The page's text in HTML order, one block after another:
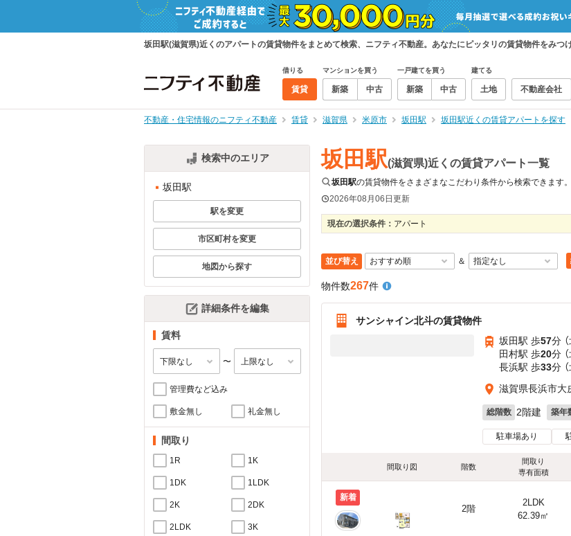
坂田駅(滋賀県)近くのアパートの賃貸物件をまとめて検索、ニフティ不動産。あなたにピッタリの賃貸物件をみつ
借りる
賃貸
マンションを買う
新築 中古
一戸建てを買う
新築 中古
建てる
土地 不動産会社
不動産・住宅情報のニフティ不動産 賃貸 滋賀県 米原市 坂田駅 坂田駅近くの賃貸アパートを探す
検索中のエリア
坂田駅
駅を変更
市区町村を変更
地図から探す
詳細条件を編集
賃料
〜
管理費など込み
敷金無し 礼金無し
間取り
1R 1K
1DK 1LDK
2K 2DK
2LDK 3K
坂田駅(滋賀県)近くの賃貸アパート一覧
坂田駅の賃貸物件をさまざまなこだわり条件から検索できます。
2026年08月06日更新
現在の選択条件： アパート
並び替え ＆
物件数267件
サンシャイン北斗の賃貸物件
坂田駅 歩57分
田村駅 歩20分
長浜駅 歩33分
滋賀県長浜市大
総階数 2階建 築年
駐車場あり
間取り図 階数
間取り
専有面積
新着
2階
2LDK
62.39㎡